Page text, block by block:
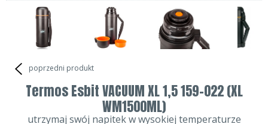
poprzedni produkt
Termos Esbit VACUUM XL 1,5 159-022 (XL
WM1500ML)
utrzymaj swój napitek w wysokiej temperaturze